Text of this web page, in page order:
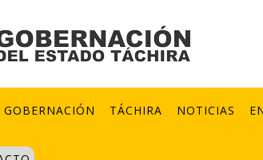
GOBERNACIÓN TÁCHIRA NOTICIAS